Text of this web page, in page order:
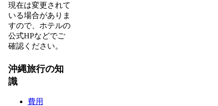
現在は変更されて
いる場合がありま
すので、ホテルの
公式HPなどでご
確認ください。
沖縄旅行の知
識
費用